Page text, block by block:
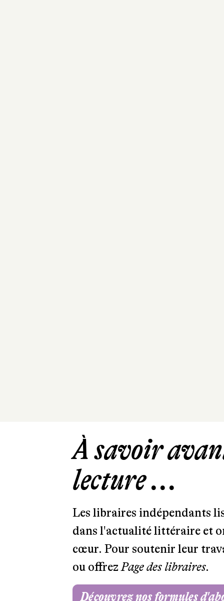
À savoir
lecture ...
Les libraires indépendants
dans l'actualité littéraire et
cœur. Pour soutenir leur
ou offrezPage des libraires.
Découvrez nos formules